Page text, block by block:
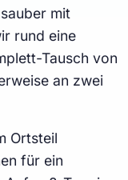
mit
rund eine
Tausch von
an zwei
Ortsteil
für ein